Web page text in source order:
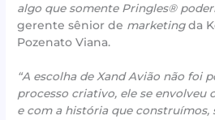
algo que somente Pringles®
gerente sênior de marketingda
Pozenato Viana.
“A escolha de Xand Avião não foi
processo criativo, ele se envolveu
e com a história que construímos,